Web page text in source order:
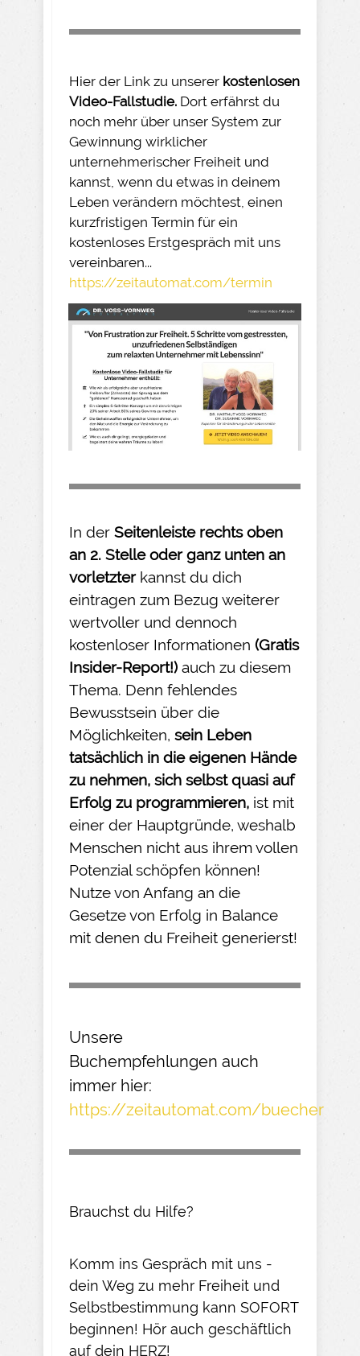
Hier der Link zu unserer kostenlosen
Video-Fallstudie. Dort erfährst du
noch mehr über unser System zur
Gewinnung wirklicher
unternehmerischer Freiheit und
kannst, wenn du etwas in deinem
Leben verändern möchtest, einen
kurzfristigen Termin für ein
kostenloses Erstgespräch mit uns
vereinbaren...
https://zeitautomat.com/termin
In der Seitenleiste rechts oben
an 2. Stelle oder ganz unten an
vorletzter kannst du dich
eintragen zum Bezug weiterer
wertvoller und dennoch
kostenloser Informationen (Gratis
Insider-Report!) auch zu diesem
Thema. Denn fehlendes
Bewusstsein über die
Möglichkeiten, sein Leben
tatsächlich in die eigenen Hände
zu nehmen, sich selbst quasi auf
Erfolg zu programmieren, ist mit
einer der Hauptgründe, weshalb
Menschen nicht aus ihrem vollen
Potenzial schöpfen können!
Nutze von Anfang an die
Gesetze von Erfolg in Balance
mit denen du Freiheit generierst!
Unsere
Buchempfehlungen auch
immer hier:
https://zeitautomat.com/buecher
Brauchst du Hilfe?
Komm ins Gespräch mit uns -
dein Weg zu mehr Freiheit und
Selbstbestimmung kann SOFORT
beginnen! Hör auch geschäftlich
auf dein HERZ!